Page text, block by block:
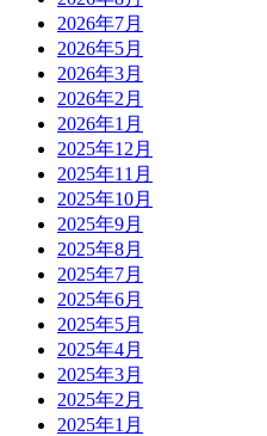
2026年7月
2026年5月
2026年3月
2026年2月
2026年1月
2025年12月
2025年11月
2025年10月
2025年9月
2025年8月
2025年7月
2025年6月
2025年5月
2025年4月
2025年3月
2025年2月
2025年1月